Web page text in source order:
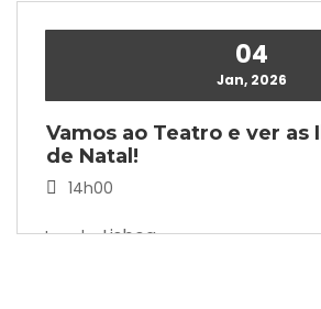
04
Jan, 2026
Vamos ao Teatro e ver as
de Natal!
14h00
Local : Lisboa